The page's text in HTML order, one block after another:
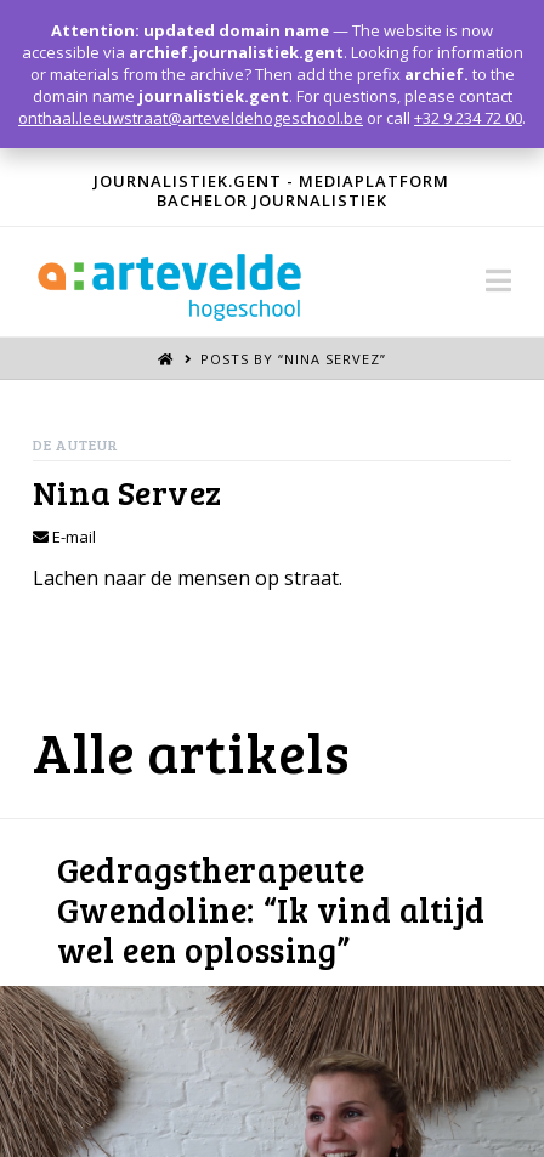
JOURNALISTIEK.GENT - MEDIAPLATFORM
BACHELOR JOURNALISTIEK
POSTS BY “NINA SERVEZ”
DE AUTEUR
Nina Servez
E-mail
Lachen naar de mensen op straat.
Alle artikels
Gedragstherapeute
Gwendoline: “Ik vind altijd
wel een oplossing”
Attention: updated domain name— The website is now
accessible via archief.journalistiek.gent. Looking for information
or materials from the archive? Then add the prefix archief. to the
domain name journalistiek.gent. For questions, please contact
onthaal.leeuwstraat@arteveldehogeschool.be or call +32 9 234 72 00.